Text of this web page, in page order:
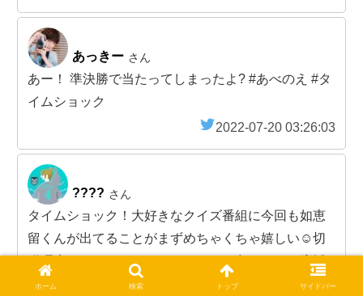
あっきー さん
あー！ 準決勝で当たってしまったよ? #あべのえ #タ
イムショック
2022-07-20 03:26:03
???? さん
タイムショック！大好きなクイズ番組に今回も如恵
留くんが出てることがまずめちゃくちゃ嬉しい☺️切
磋琢磨するあべのえも、スタジオ一丸となって応援
し合う雰囲気も、とにかく沢山問題解けるのも、ほ
ホーム 検索 トップ サイドバー